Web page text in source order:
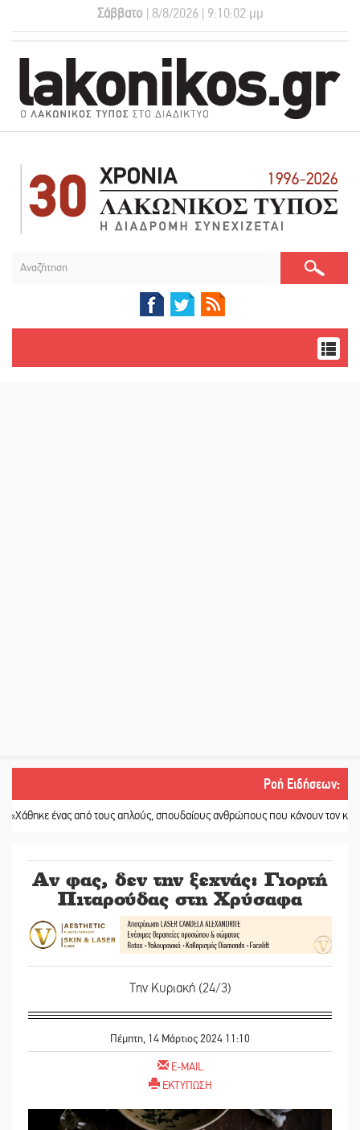
Σάββατο| 8/8/2026 | 9:10:03 μμ
Ροή Ειδήσεων:
από τους απλούς, σπουδαίους ανθρώπους που κάνουν τον κόσμο λίγο
Αν φας, δεν την ξεχνάς: Γιορτή
Πιταρούδας στη Χρύσαφα
Την Κυριακή (24/3)
Πέμπτη, 14 Μάρτιος 2024 11:10
E-MAIL
ΕΚΤΥΠΩΣΗ